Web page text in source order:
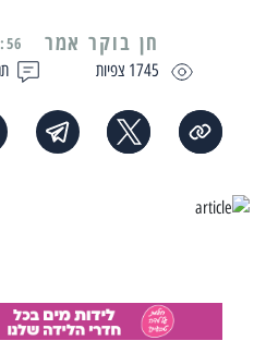
1745 צפיות
04/2022